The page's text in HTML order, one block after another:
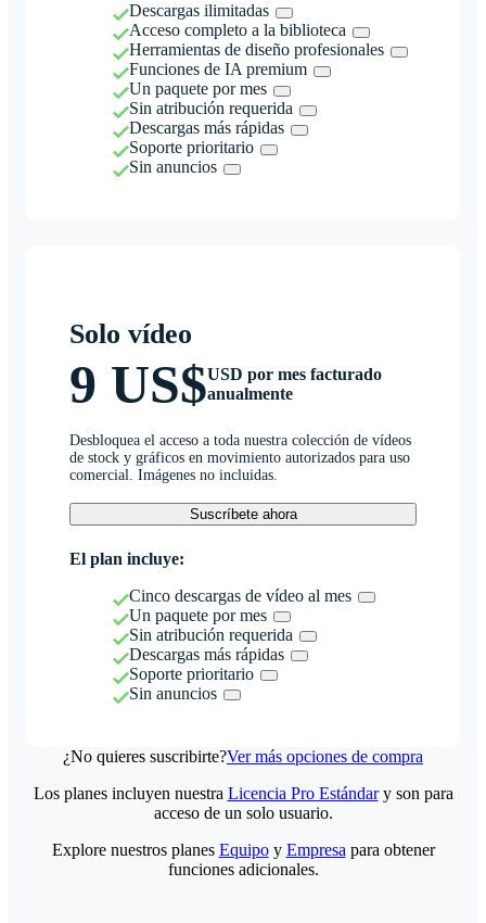
Descargas ilimitadas
Acceso completo a la biblioteca
Herramientas de diseño profesionales
Funciones de IA premium
Un paquete por mes
Sin atribución requerida
Descargas más rápidas
Soporte prioritario
Sin anuncios
Solo vídeo
9 US$USD por mes facturado
anualmente
Desbloquea el acceso a toda nuestra colección de vídeos
de stock y gráficos en movimiento autorizados para uso
comercial. Imágenes no incluidas.
Suscríbete ahora
El plan incluye:
Cinco descargas de vídeo al mes
Un paquete por mes
Sin atribución requerida
Descargas más rápidas
Soporte prioritario
Sin anuncios
¿No quieres suscribirte?Ver más opciones de compra
Los planes incluyen nuestra Licencia Pro Estándary son para
acceso de un solo usuario.
Explore nuestros planes Equipoy Empresa para obtener
funciones adicionales.